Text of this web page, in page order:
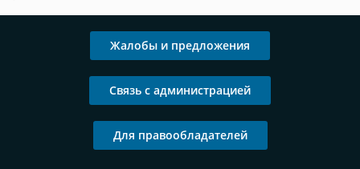
Жалобы и предложения
Связь с администрацией
Для правообладателей